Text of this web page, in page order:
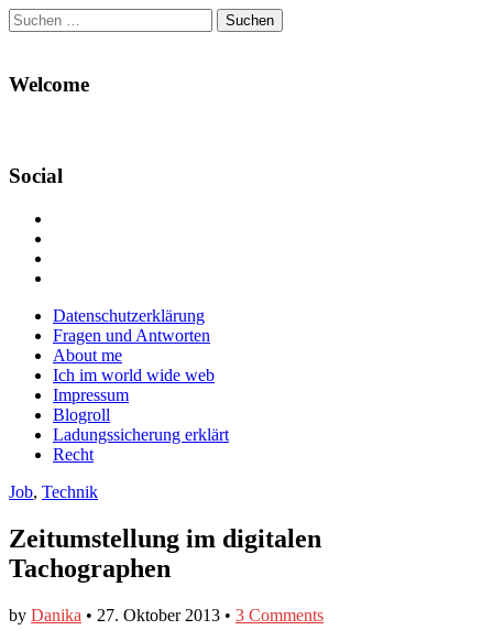
Suchen
nach:
Welcome
Social
Facebook
anzeigen
Twitter
anzeigen
auf
Instagram
anzeigen
Main
menu
Skip
content
Datenschutzerklärung
Fragen und Antworten
About me
Ich im world wide web
Impressum
Blogroll
Ladungssicherung erklärt
Recht
Job, Technik
Zeitumstellung im digitalen
Tachographen
by Danika • 27. Oktober 2013 • 3 Comments